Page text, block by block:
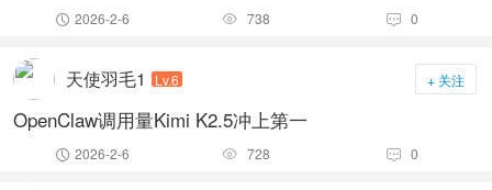
 2026-2-6  738  0
天使羽毛1 Lv.6 + 关注
OpenClaw调用量Kimi K2.5冲上第一
 2026-2-6  728  0